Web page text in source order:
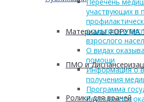
Материалы ФОРУМА
ПМО и
Ролики для врачей
Перечень
участвующих в
осмотров и
взрослого
О видах
помощи
Информация о
получения
Программа
бесплатного